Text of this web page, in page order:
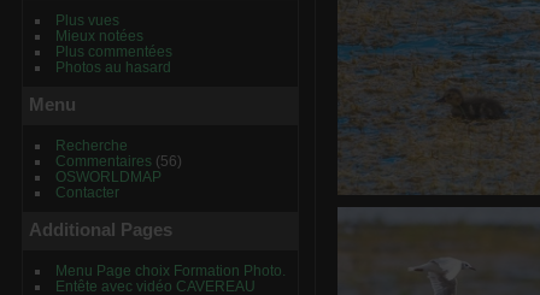
Plus vues
Mieux notées
Plus commentées
Photos au hasard
Menu
Recherche
Commentaires (56)
OSWORLDMAP
Contacter
Additional Pages
Menu Page choix Formation Photo.
Entête avec vidéo CAVEREAU
Canard
0 commentaire-